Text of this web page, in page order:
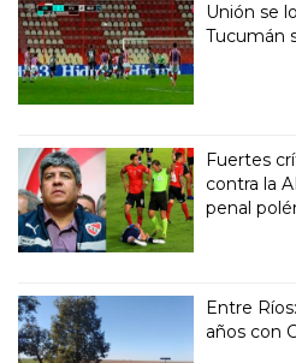
Unión se
Tucumán
Fuertes
contra la
penal
Entre
años con